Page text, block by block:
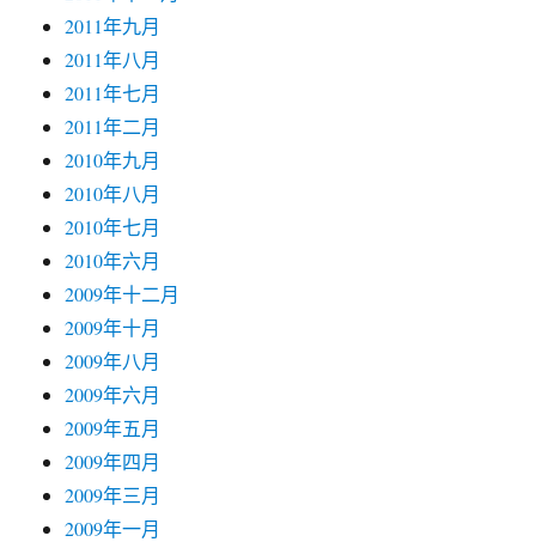
2011年九月
2011年八月
2011年七月
2011年二月
2010年九月
2010年八月
2010年七月
2010年六月
2009年十二月
2009年十月
2009年八月
2009年六月
2009年五月
2009年四月
2009年三月
2009年一月